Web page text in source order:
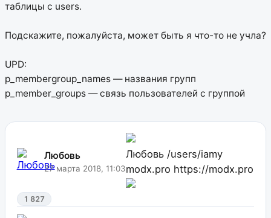
таблицы с users.
Подскажите, пожалуйста, может быть я что-то не учла?
UPD:
p_membergroup_names — названия групп
p_member_groups — связь пользователей с группой
Любовь
27 марта 2018, 11:03
Любовь /users/iamy
modx.pro https://modx.pro
1 827